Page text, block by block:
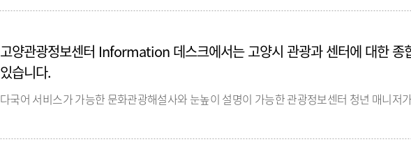
고양관광정보센터 Information 데스크에서는 고양시 관광과 센터에 대한 종
있습니다.
다국어 서비스가 가능한 문화관광해설사와 눈높이 설명이 가능한 관광정보센터 청년 매니저